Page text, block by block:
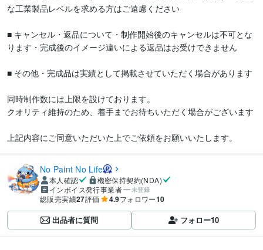
な工業製品レベルを求める方はご遠慮ください
■ キャンセル・返品について・制作開始後のキャンセルは不可とな
ります・完成後のイメージ違いによる返品はお受けできません
■ その他・完成品は実績として掲載させていただく場合があります
同時制作数には上限を設けております。
クオリティ維持のため、着手までお待ちいただく場合がございます
上記内容にご同意いただいた上でご依頼をお願いいたします。
No Paint No Life
本人確認
機密保持契約(NDA)
インボイス発行事業者
未登録
総販売実績27評価 4.9フォロワー10
出品者に質問 フォロー10